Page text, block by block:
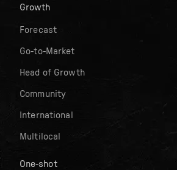
Growth
Forecast
Go-to-Market
Head of Growth
Community
International
Multilocal
One-shot